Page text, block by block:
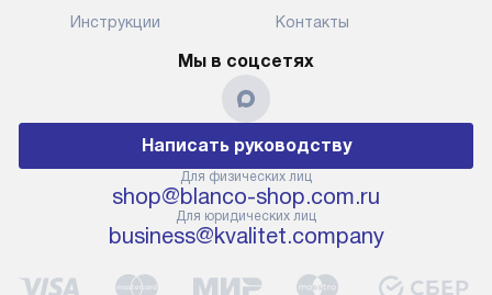
Инструкции
Контакты
Мы в соцсетях
Написать руководству
Для физических лиц
shop@blanco-shop.com.ru
Для юридических лиц
business@kvalitet.company